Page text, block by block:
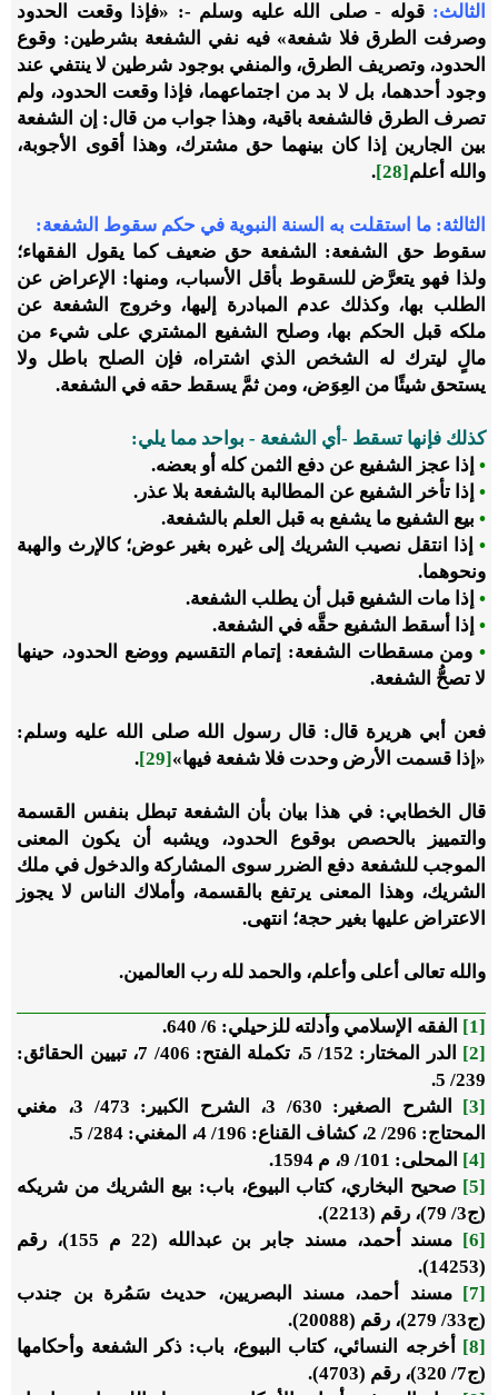
الثالث:قوله - صلى الله عليه وسلم -: «فإذا وقعت الحدود
وصرفت الطرق فلا شفعة» فيه نفي الشفعة بشرطين: وقوع
الحدود، وتصريف الطرق، والمنفي بوجود شرطين لا ينتفي عند
وجود أحدهما، بل لا بد من اجتماعهما، فإذا وقعت الحدود، ولم
تصرف الطرق فالشفعة باقية، وهذا جواب من قال: إن الشفعة
بين الجارين إذا كان بينهما حق مشترك، وهذا أقوى الأجوبة،
والله أعلم[28]
.
الثالثة: ما استقلت به السنة النبوية في حكم سقوط الشفعة:
سقوط حق الشفعة: الشفعة حق ضعيف كما يقول الفقهاء؛
ولذا فهو يتعرَّض للسقوط بأقل الأسباب، ومنها: الإعراض عن
الطلب بها، وكذلك عدم المبادرة إليها، وخروج الشفعة عن
ملكه قبل الحكم بها، وصلح الشفيع المشتري على شيء من
مالٍ ليترك له الشخص الذي اشتراه، فإن الصلح باطل ولا
يستحق شيئًا من العِوَض، ومن ثمَّ يسقط حقه في الشفعة.
كذلك فإنها تسقط -أي الشفعة - بواحد مما يلي:
• إذا عجز الشفيع عن دفع الثمن كله أو بعضه.
• إذا تأخر الشفيع عن المطالبة بالشفعة بلا عذر.
• بيع الشفيع ما يشفع به قبل العلم بالشفعة.
• إذا انتقل نصيب الشريك إلى غيره بغير عوض؛ كالإرث والهبة
ونحوهما.
• إذا مات الشفيع قبل أن يطلب الشفعة.
• إذا أسقط الشفيع حقَّه في الشفعة.
• ومن مسقطات الشفعة: إتمام التقسيم ووضع الحدود، حينها
لا تصحُّ الشفعة.
فعن أبي هريرة قال: قال رسول الله صلى الله عليه وسلم:
«إذا قسمت الأرض وحدت فلا شفعة فيها»[29]
.
قال الخطابي: في هذا بيان بأن الشفعة تبطل بنفس القسمة
والتمييز بالحصص بوقوع الحدود، ويشبه أن يكون المعنى
الموجب للشفعة دفع الضرر سوى المشاركة والدخول في ملك
الشريك، وهذا المعنى يرتفع بالقسمة، وأملاك الناس لا يجوز
الاعتراض عليها بغير حجة؛ انتهى.
والله تعالى أعلى وأعلم، والحمد لله رب العالمين.
[1]
الفقه الإسلامي وأدلته للزحيلي: 6/ 640.
[2]
الدر المختار: 152/ 5، تكملة الفتح: 406/ 7، تبيين الحقائق:
239/ 5.
[3]
الشرح الصغير: 630/ 3، الشرح الكبير: 473/ 3، مغني
المحتاج: 296/ 2، كشاف القناع: 196/ 4، المغني: 284/ 5.
[4]
المحلى: 101/ 9، م 1594.
[5]
صحيح البخاري، كتاب البيوع، باب: بيع الشريك من شريكه
(ج3/ 79)، رقم (2213).
[6]
مسند أحمد، مسند جابر بن عبدالله (22 م 155)، رقم
(14253).
[7]
مسند أحمد، مسند البصريين، حديث سَمُرة بن جندب
(ج33/ 279)، رقم (20088).
[8]
أخرجه النسائي، كتاب البيوع، باب: ذكر الشفعة وأحكامها
(ج7/ 320)، رقم (4703).